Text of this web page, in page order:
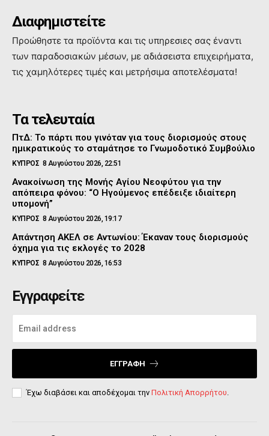
Διαφημιστείτε
Προώθηστε τα προϊόντα και τις υπηρεσιες σας έναντι
των παραδοσιακών μέσων, με αδιάσειστα επιχειρήματα,
τις χαμηλότερες τιμές και μετρήσιμα αποτελέσματα!
Τα τελευταία
ΠτΔ: Το πάρτι που γινόταν για τους διορισμούς στους
ημικρατικούς το σταμάτησε το Γνωμοδοτικό Συμβούλιο
ΚΥΠΡΟΣ 8 Αυγούστου 2026, 22:51
Ανακοίνωση της Μονής Αγίου Νεοφύτου για την
απόπειρα φόνου: “Ο Ηγούμενος επέδειξε ιδιαίτερη
υπομονή”
ΚΥΠΡΟΣ 8 Αυγούστου 2026, 19:17
Απάντηση ΑΚΕΛ σε Αντωνίου: Έκαναν τους διορισμούς
όχημα για τις εκλογές το 2028
ΚΥΠΡΟΣ 8 Αυγούστου 2026, 16:53
Εγγραφείτε
ΕΓΓΡΑΦΉ
Έχω διαβάσει και αποδέχομαι την Πολιτική Απορρήτου.